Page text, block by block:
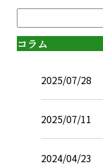
コラム
2025/07/28
2025/07/11
2024/04/23